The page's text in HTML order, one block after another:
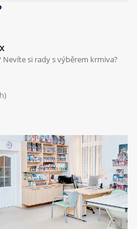
Nevíte si rady s výběrem krmiva?